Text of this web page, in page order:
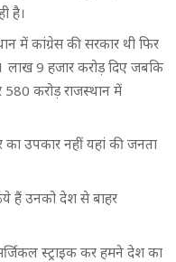
है।
में कांग्रेस की सरकार थी फिर
लाख 9 हजार करोड़ दिए जबकि
580 करोड़ राजस्थान में
का उपकार नहीं यहां की जनता
हैं उनको देश से बाहर
स्ट्राइक कर हमने देश का